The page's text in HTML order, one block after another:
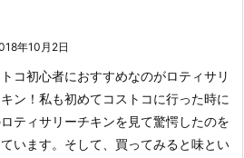
年10月2日
コ初心者におすすめなのがロティサリ
ン！ 私も初めてコストコに行った時に
ティサリーチキンを見て驚愕したのを
います。 そして、買ってみると味とい